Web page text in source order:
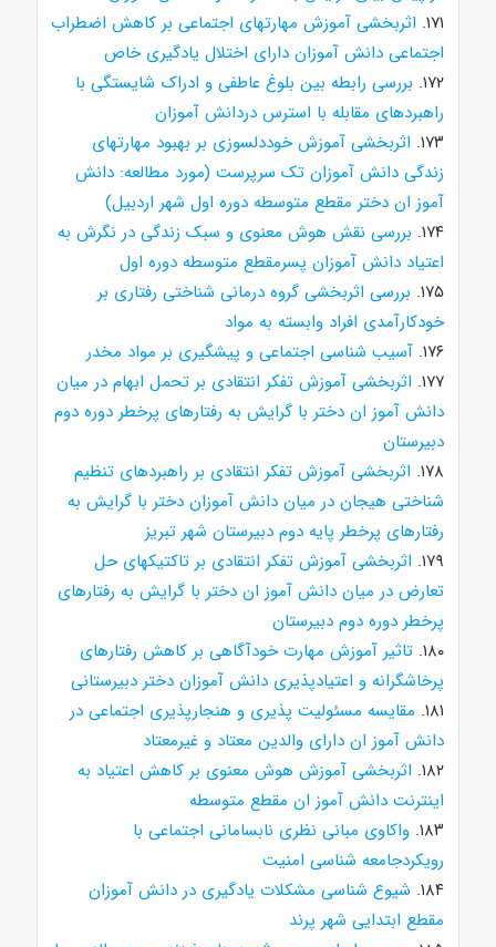
۱۷۱. اثربخشی آموزش مهارتهای اجتماعی بر کاهش اضطراب
اجتماعی دانش آموزان دارای اختلال یادگیری خاص
۱۷۲. بررسی رابطه بین بلوغ عاطفی و ادراک شایستگی با
راهبردهای مقابله با استرس دردانش آموزان
۱۷۳. اثربخشی آموزش خوددلسوزی بر بهبود مهارتهای
زندگی دانش آموزان تک سرپرست (مورد مطالعه: دانش
آموز ان دختر مقطع متوسطه دوره اول شهر اردبیل)
۱۷۴. بررسی نقش هوش معنوی و سبک زندگی در نگرش به
اعتیاد دانش آموزان پسرمقطع متوسطه دوره اول
۱۷۵. بررسی اثربخشی گروه درمانی شناختی رفتاری بر
خودکارآمدی افراد وابسته به مواد
۱۷۶. آسیب شناسی اجتماعی و پیشگیری بر مواد مخدر
۱۷۷. اثربخشی آموزش تفکر انتقادی بر تحمل ابهام در میان
دانش آموز ان دختر با گرایش به رفتارهای پرخطر دوره دوم
دبیرستان
۱۷۸. اثربخشی آموزش تفکر انتقادی بر راهبردهای تنظیم
شناختی هیجان در میان دانش آموزان دختر با گرایش به
رفتارهای پرخطر پایه دوم دبیرستان شهر تبریز
۱۷۹. اثربخشی آموزش تفکر انتقادی بر تاکتیکهای حل
تعارض در میان دانش آموز ان دختر با گرایش به رفتارهای
پرخطر دوره دوم دبیرستان
۱۸۰. تاثیر آموزش مهارت خودآگاهی بر کاهش رفتارهای
پرخاشگرانه و اعتیادپذیری دانش آموزان دختر دبیرستانی
۱۸۱. مقایسه مسئولیت پذیری و هنجارپذیری اجتماعی در
دانش آموز ان دارای والدین معتاد و غیرمعتاد
۱۸۲. اثربخشی آموزش هوش معنوی بر کاهش اعتیاد به
اینترنت دانش آموز ان مقطع متوسطه
۱۸۳. واکاوی مبانی نظری نابسامانی اجتماعی با
رویکردجامعه شناسی امنیت
۱۸۴. شیوع شناسی مشکلات یادگیری در دانش آموزان
مقطع ابتدایی شهر پرند